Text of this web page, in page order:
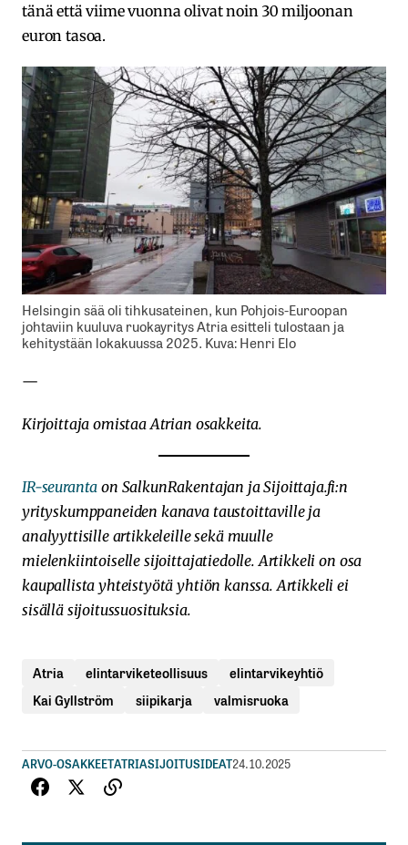
tänä että viime vuonna olivat noin 30 miljoonan
euron tasoa.
Helsingin sää oli tihkusateinen, kun Pohjois-Euroopan
johtaviin kuuluva ruokayritys Atria esitteli tulostaan ja
kehitystään lokakuussa 2025. Kuva: Henri Elo
—
Kirjoittaja omistaa Atrian osakkeita.
IR-seuranta on SalkunRakentajan ja Sijoittaja.fi:n
yrityskumppaneiden kanava taustoittaville ja
analyyttisille artikkeleille sekä muulle
mielenkiintoiselle sijoittajatiedolle. Artikkeli on osa
kaupallista yhteistyötä yhtiön kanssa. Artikkeli ei
sisällä sijoitussuosituksia.
Atria elintarviketeollisuus
elintarvikeyhtiö
Kai Gyllström
siipikarja valmisruoka
ARVO-OSAKKEETATRIASIJOITUSIDEAT24.10.2025